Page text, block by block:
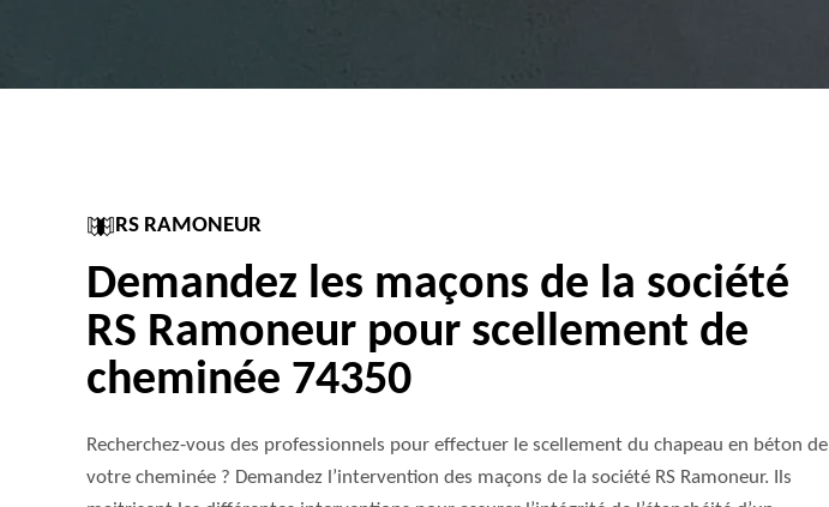
RS RAMONEUR
Demandez les maçons de la société
RS Ramoneur pour scellement de
cheminée 74350
Recherchez-vous des professionnels pour effectuer le scellement du chapeau en béton de
votre cheminée ? Demandez l’intervention des maçons de la société RS Ramoneur. Ils